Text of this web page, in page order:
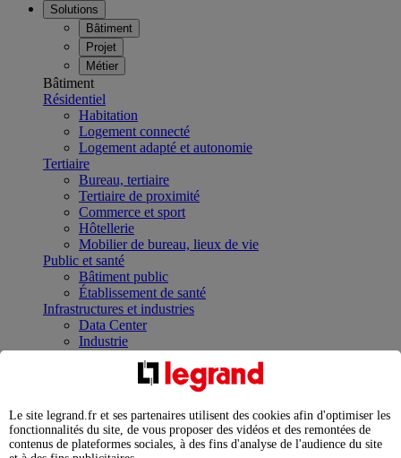
Solutions
Bâtiment
Projet
Métier
Bâtiment
Résidentiel
Habitation
Logement connecté
Logement adapté et autonomie
Tertiaire
Bureau, tertiaire
Tertiaire de proximité
Commerce et sport
Hôtellerie
Mobilier de bureau, lieux de vie
Public et santé
Bâtiment public
Établissement de santé
Infrastructures et industries
Data Center
Industrie
Infrastructures
Contrôler et planifier le fonctionnement des appareils
Répartir et optimiser son tableau électrique
Legrand Data Center Solutions : concentrer les
expertises au service de vos performances
Le site legrand.fr et ses partenaires utilisent des cookies afin d'optimiser les
fonctionnalités du site, de vous proposer des vidéos et des remontées de
contenus de plateformes sociales, à des fins d'analyse de l'audience du site